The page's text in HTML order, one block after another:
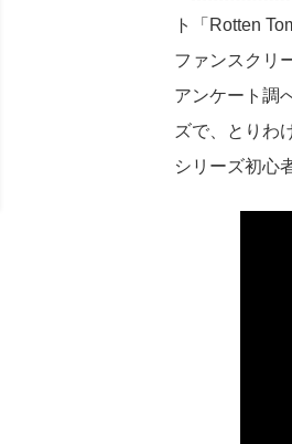
ト「Rotten
ファンスクリ
アンケート調
ズで、とりわ
シリーズ初心